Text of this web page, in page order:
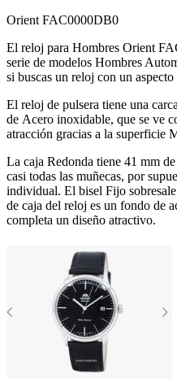
Orient FAC0000DB0
El reloj para Hombres Orient
serie de modelos Hombres
si buscas un reloj con un aspecto
El reloj de pulsera tiene una
de Acero inoxidable, que se ve
atracción gracias a la superficie
La caja Redonda tiene 41 mm
casi todas las muñecas, por
individual. El bisel Fijo
de caja del reloj es un fondo de
completa un diseño atractivo.